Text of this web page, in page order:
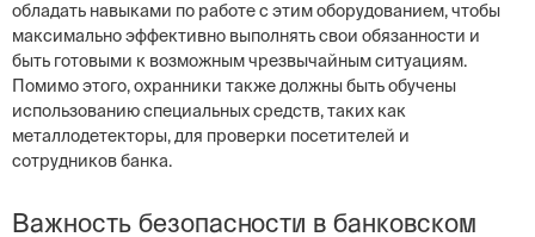
обладать навыками по работе с этим оборудованием, чтобы
максимально эффективно выполнять свои обязанности и
быть готовыми к возможным чрезвычайным ситуациям.
Помимо этого, охранники также должны быть обучены
использованию специальных средств, таких как
металлодетекторы, для проверки посетителей и
сотрудников банка.
Важность безопасности в банковском